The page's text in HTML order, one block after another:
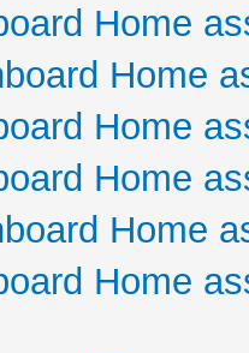
Home
Home
Home
Home
Home
Home